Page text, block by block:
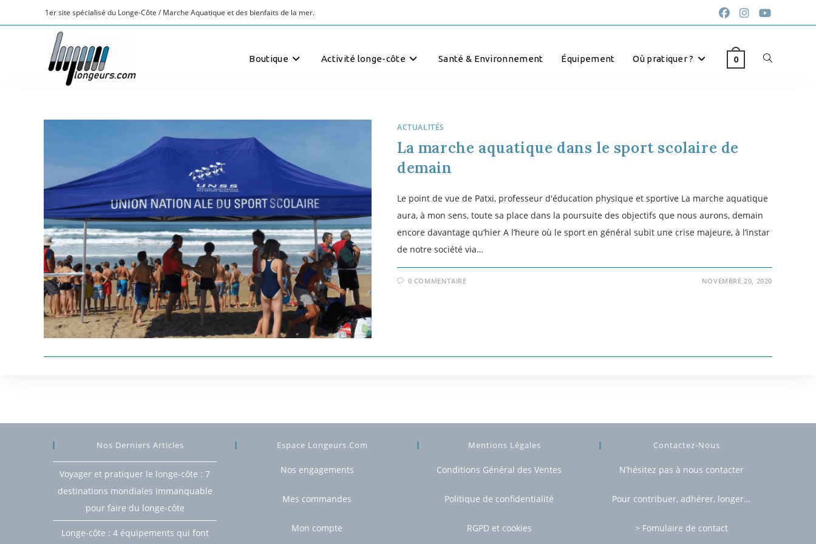
1er site spécialisé du Longe-Côte / Marche Aquatique et des bienfaits de la mer.
Boutique Activité longe-côte Santé & Environnement Équipement Où pratiquer ? 0
ACTUALITÉS
La marche aquatique dans le sport scolaire de
demain
Le point de vue de Patxi, professeur d'éducation physique et sportive La marche aquatique
aura, à mon sens, toute sa place dans la poursuite des objectifs que nous aurons, demain
encore davantage qu’hier A l’heure où le sport en général subit une crise majeure, à l’instar
de notre société via…
0 COMMENTAIRE NOVEMBRE 20, 2020
Nos Derniers Articles
Voyager et pratiquer le longe-côte : 7
destinations mondiales immanquable
pour faire du longe-côte
Longe-côte : 4 équipements qui font
Espace Longeurs.com
Nos engagements
Mes commandes
Mon compte
Mentions Légales
Conditions Général des Ventes
Politique de confidentialité
RGPD et cookies
Contactez-Nous
N’hésitez pas à nous contacter
Pour contribuer, adhérer, longer…
> Fomulaire de contact